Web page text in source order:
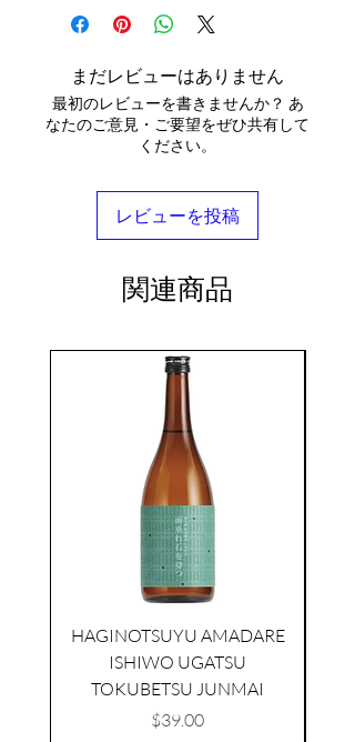
まだレビューはありません
最初のレビューを書きませんか？ あ
なたのご意見・ご要望をぜひ共有して
ください。
レビューを投稿
関連商品
HAGINOTSUYU AMADARE
ISHIWO UGATSU
TOKUBETSU JUNMAI
価格
$39.00